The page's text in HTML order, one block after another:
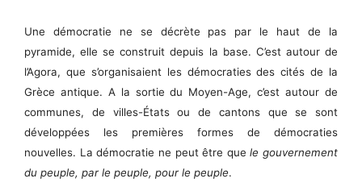
Une démocratie ne se décrète pas par le haut de la
pyramide, elle se construit depuis la base. C’est autour de
l’Agora, que s’organisaient les démocraties des cités de la
Grèce antique. A la sortie du Moyen-Age, c’est autour de
communes, de villes-États ou de cantons que se sont
développées les premières formes de démocraties
nouvelles. La démocratie ne peut être quele gouvernement
du peuple, par le peuple, pour le peuple.